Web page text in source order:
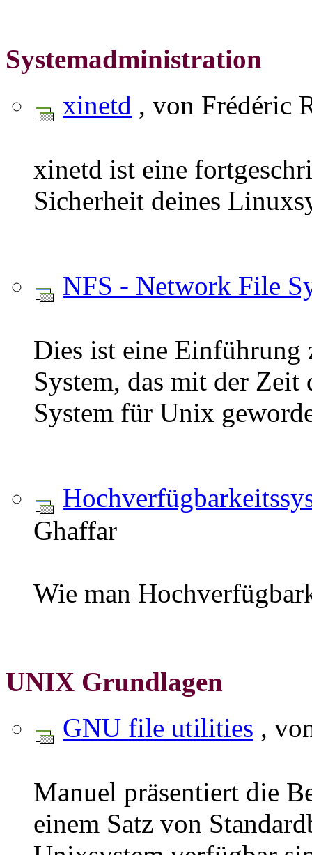
Systemadministration
xinetd , von Frédéric
xinetd ist eine
Sicherheit deines
NFS - Network File
Dies ist eine
System, das mit der
System für Unix
Ghaffar
Wie man
UNIX Grundlagen
GNU file utilities ,
Manuel präsentiert die
einem Satz von